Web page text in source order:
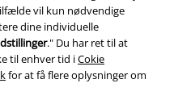
vil kun nødvendige
dine individuelle
." Du har ret til at
til enhver tid iCokie
for at få flere oplysninger om